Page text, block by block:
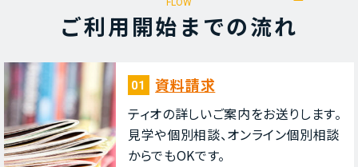
ご利⽤開始までの流れ
01 資料請求
ティオの詳しいご案内をお送りします。
⾒学や個別相談、オンライン個別相談
からでもOKです。